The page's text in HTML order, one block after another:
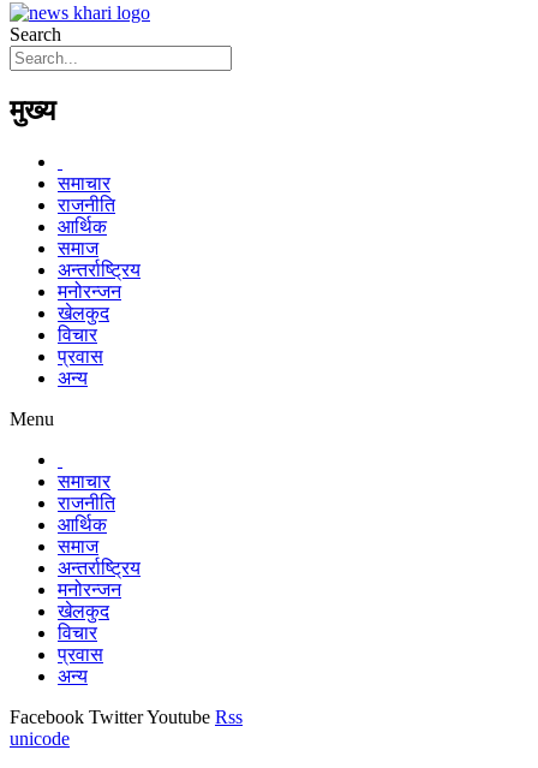
Search
मुख्य
समाचार
राजनीति
आर्थिक
समाज
अन्तर्राष्ट्रिय
मनोरन्जन
खेलकुद
विचार
प्रवास
अन्य
Menu
समाचार
राजनीति
आर्थिक
समाज
अन्तर्राष्ट्रिय
मनोरन्जन
खेलकुद
विचार
प्रवास
अन्य
Facebook TwitterYoutube Rss
unicode